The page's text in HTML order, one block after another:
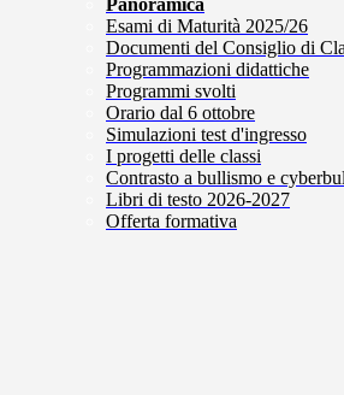
Panoramica
Esami di Maturità 2025/26
Documenti del Consiglio di
Programmazioni didattiche
Programmi svolti
Orario dal 6 ottobre
Simulazioni test d'ingresso
I progetti delle classi
Contrasto a bullismo e
Libri di testo 2026-2027
Offerta formativa